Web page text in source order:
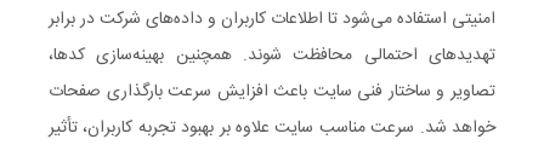
امنیتی استفاده می‌شود تا اطلاعات کاربران و داده‌های شرکت در برابر
تهدیدهای احتمالی محافظت شوند. همچنین بهینه‌سازی کدها،
تصاویر و ساختار فنی سایت باعث افزایش سرعت بارگذاری صفحات
خواهد شد. سرعت مناسب سایت علاوه بر بهبود تجربه کاربران، تأثیر